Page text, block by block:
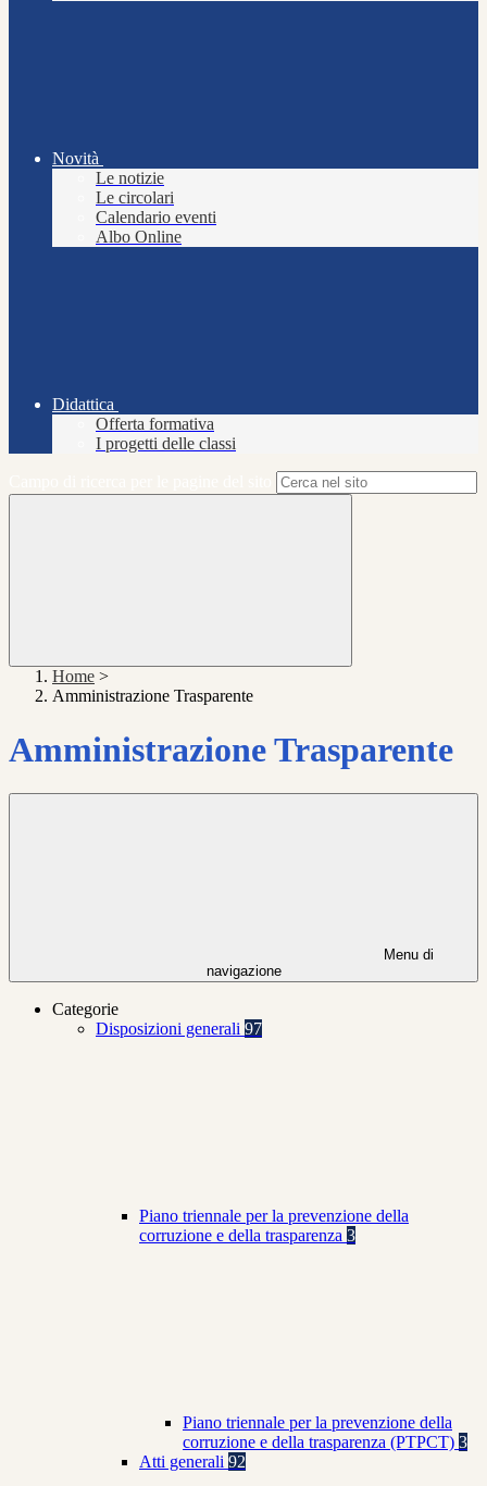
Novità
Le notizie
Le circolari
Calendario eventi
Albo Online
Didattica
Offerta formativa
I progetti delle classi
Home >
Amministrazione Trasparente
Amministrazione Trasparente
Menu di
navigazione
Categorie
Disposizioni generali 97
Piano triennale per la prevenzione della
corruzione e della trasparenza 3
Piano triennale per la prevenzione della
corruzione e della trasparenza (PTPCT) 3
Atti generali 92